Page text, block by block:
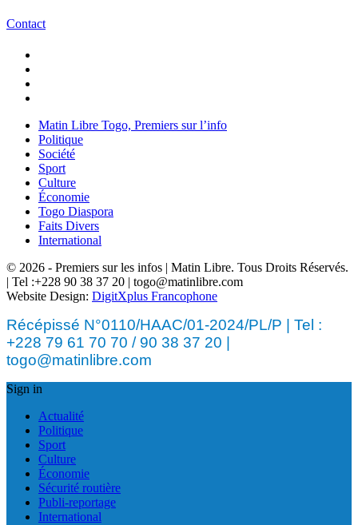
Contact
Matin Libre Togo, Premiers sur l’info
Politique
Société
Sport
Culture
Économie
Togo Diaspora
Faits Divers
International
© 2026 - Premiers sur les infos | Matin Libre. Tous Droits Réservés.
| Tel :+228 90 38 37 20 | togo@matinlibre.com
Website Design: DigitXplus Francophone
Récépissé N°0110/HAAC/01-2024/PL/P | Tel :
+228 79 61 70 70 / 90 38 37 20 |
togo@matinlibre.com
Sign in
Actualité
Politique
Sport
Culture
Économie
Sécurité routière
Publi-reportage
International